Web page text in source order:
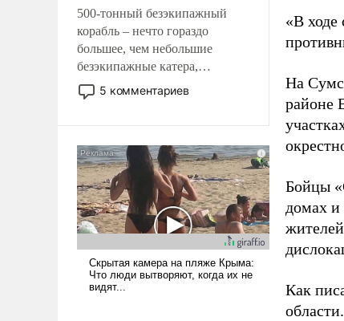
500-тонный безэкипажный
корабль – нечто гораздо
большее, чем небольшие
безэкипажные катера,
применение которых уже
стало обыденностью. Задача по
и ее реализация радикально
поднимет наши боевые
возможности.
5 комментариев
«В ходе
На
районе
Бойцы
домах и
Как